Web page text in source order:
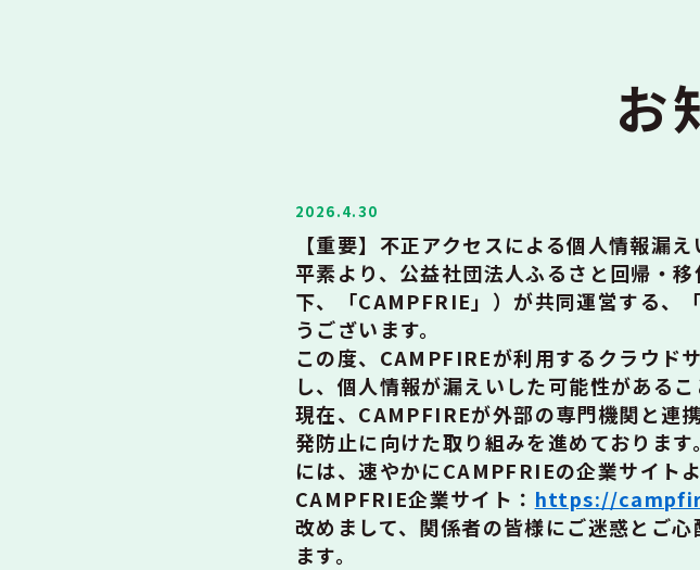
お
2026.4.30
【重要】不正アクセスによる個人情報漏
平素より、公益社団法人ふるさと回帰・
下、「CAMPFRIE」）が共同運営する、
うございます。
この度、CAMPFIREが利用するクラウド
し、個人情報が漏えいした可能性があるこ
現在、CAMPFIREが外部の専門機関と連
発防止に向けた取り組みを進めておりま
には、速やかにCAMPFRIEの企業サイト
CAMPFRIE企業サイト： https://
改めまして、関係者の皆様にご迷惑とご
ます。